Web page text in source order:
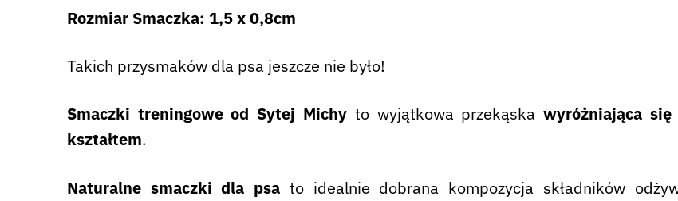
Rozmiar Smaczka: 1,5 x 0,8cm
Takich przysmaków dla psa jeszcze nie było!
Smaczki treningowe od Sytej Michyto wyjątkowa przekąskawyróżniająca
kształtem.
Naturalne smaczki dla psa to idealnie dobrana kompozycja składników